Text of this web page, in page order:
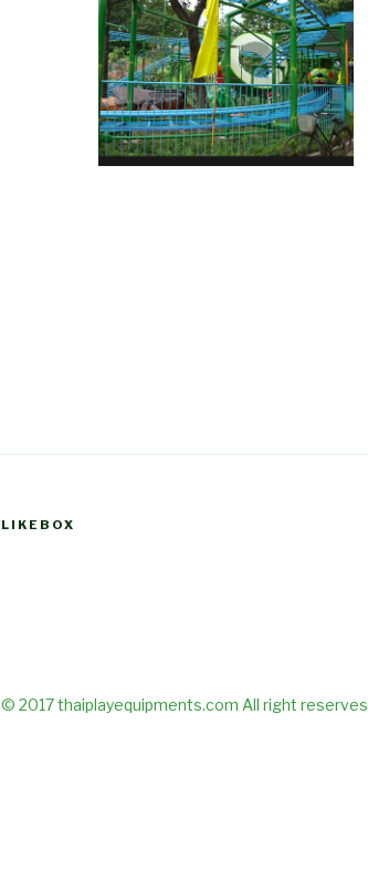
LIKEBOX
© 2017 thaiplayequipments.com All right reserves